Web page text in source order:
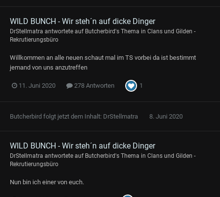
WILD BUNCH - Wir steh´n auf dicke Dinger
DrStellmatra antwortete auf Butcherbird's Thema in Clans und Gilden -
Rekrutierungsbüro
Willkommen an alle neuen schaut mal im TS vorbei da ist bestimmt
jemand von uns anzutreffen
11. Juni 2020 278 Antworten 1
Butcherbird folgt jetzt dem Inhalt: DrStellmatra 8. Juni 2020
WILD BUNCH - Wir steh´n auf dicke Dinger
DrStellmatra antwortete auf Butcherbird's Thema in Clans und Gilden -
Rekrutierungsbüro
Nun bin ich einer von euch.